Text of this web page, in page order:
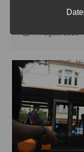
7. August 2026